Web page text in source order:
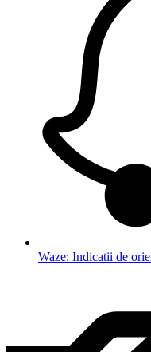
Waze: Indicatii de